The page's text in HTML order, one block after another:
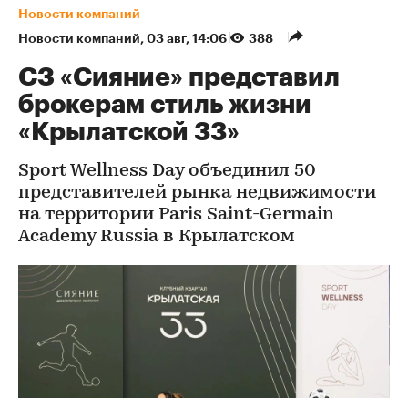
Новости компаний
Новости компаний⁠, 03 авг, 14:06 388
СЗ «Сияние» представил
брокерам стиль жизни
«Крылатской 33»
Sport Wellness Day объединил 50
представителей рынка недвижимости
на территории Paris Saint-Germain
Academy Russia в Крылатском